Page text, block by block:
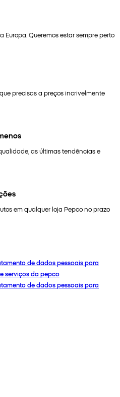
Europa. Queremos estar sempre perto
precisas a preços incrivelmente
as últimas tendências e
em qualquer loja Pepco no prazo
de dados pessoais para
serviços da pepco
de dados pessoais para